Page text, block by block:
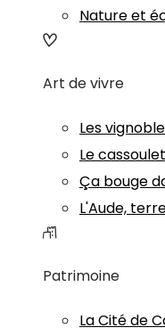
Nature et
Art de vivre
Les
Le
Ça bouge
L'Aude,
Patrimoine
La Cité de